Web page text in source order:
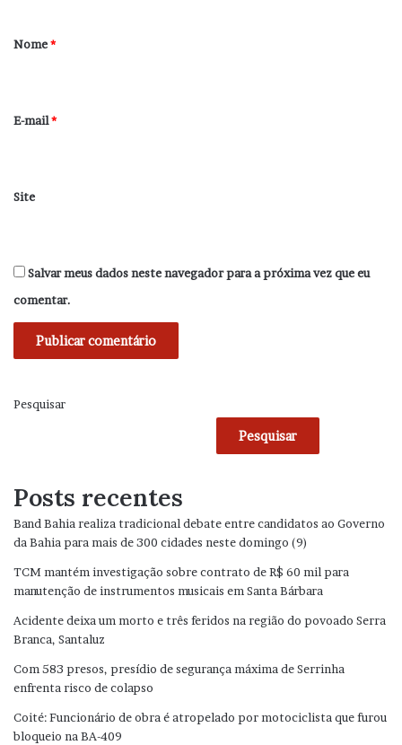
r
*
Nome*
E-mail*
Site
Salvar meus dados neste navegador para a próxima vez que eu
comentar.
Pesquisar
Pesquisar
Posts recentes
Band Bahia realiza tradicional debate entre candidatos ao Governo
da Bahia para mais de 300 cidades neste domingo (9)
TCM mantém investigação sobre contrato de R$ 60 mil para
manutenção de instrumentos musicais em Santa Bárbara
Acidente deixa um morto e três feridos na região do povoado Serra
Branca, Santaluz
Com 583 presos, presídio de segurança máxima de Serrinha
enfrenta risco de colapso
Coité: Funcionário de obra é atropelado por motociclista que furou
bloqueio na BA-409